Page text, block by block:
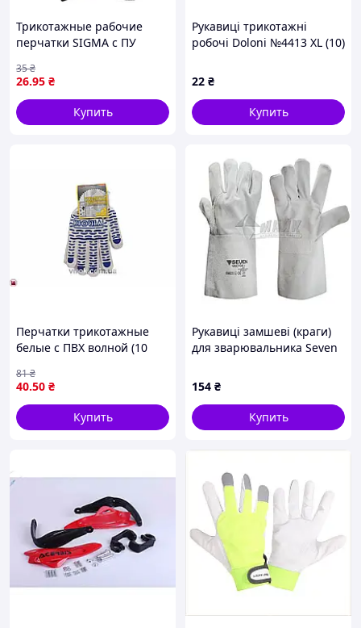
Трикотажные рабочие
перчатки SIGMA с ПУ
сине-черный манжет)
26.95 ₴
35₴
Купить
Рукавиці трикотажні
робочі Doloni №4413 XL (10)
22 ₴
Купить
Перчатки трикотажные
белые с ПВХ волной (10
полиэстер), разм. 10
40.50 ₴
81₴
Купить
Рукавиці замшеві (краги)
для зварювальника Seven
154 ₴
Купить